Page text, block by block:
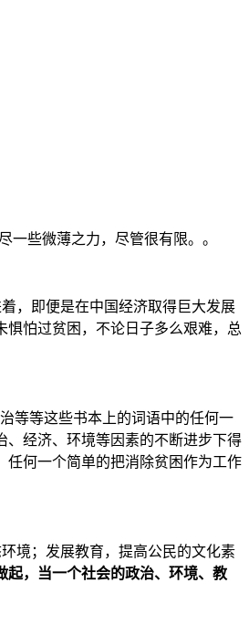
一些微薄之力，尽管很有限。。
，即便是在中国经济取得巨大发展
怕过贫困，不论日子多么艰难，总
等等这些书本上的词语中的任何一
、经济、环境等因素的不断进步下得
任何一个简单的把消除贫困作为工作
境；发展教育，提高公民的文化素
起，当一个社会的政治、环境、教